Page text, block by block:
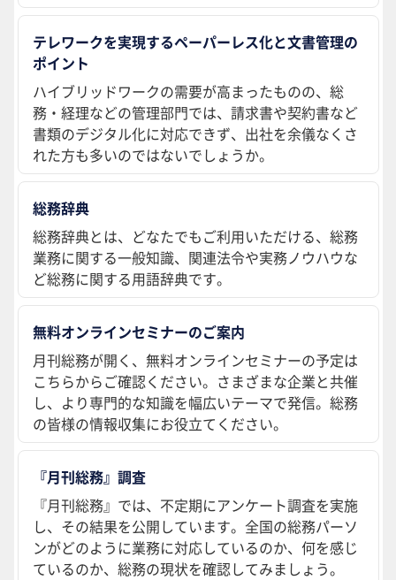
テレワークを実現するペーパーレス化と文書管理の
ポイント
ハイブリッドワークの需要が高まったものの、総
務・経理などの管理部門では、請求書や契約書など
書類のデジタル化に対応できず、出社を余儀なくさ
れた方も多いのではないでしょうか。
総務辞典
総務辞典とは、どなたでもご利用いただける、総務
業務に関する一般知識、関連法令や実務ノウハウな
ど総務に関する用語辞典です。
無料オンラインセミナーのご案内
月刊総務が開く、無料オンラインセミナーの予定は
こちらからご確認ください。さまざまな企業と共催
し、より専門的な知識を幅広いテーマで発信。総務
の皆様の情報収集にお役立てください。
『月刊総務』調査
『月刊総務』では、不定期にアンケート調査を実施
し、その結果を公開しています。全国の総務パーソ
ンがどのように業務に対応しているのか、何を感じ
ているのか、総務の現状を確認してみましょう。